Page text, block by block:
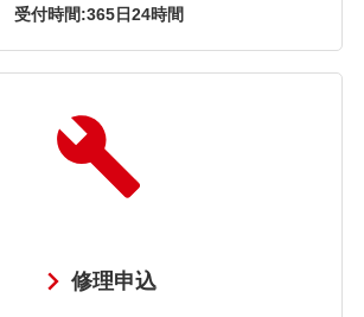
受付時間:365日24時間
修理申込